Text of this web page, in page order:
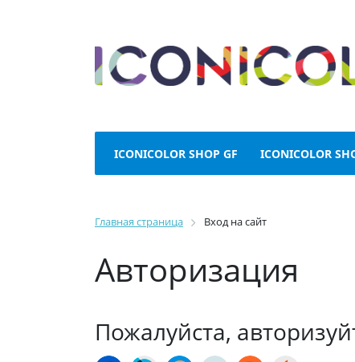
ICONICOLOR SHOP GF ICONICOLOR
Главная страница Вход на сайт
Авторизация
Пожалуйста,